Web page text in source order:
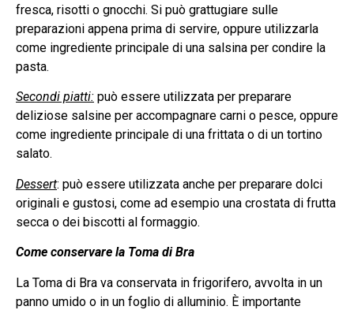
fresca, risotti o gnocchi. Si può grattugiare sulle
preparazioni appena prima di servire, oppure utilizzarla
come ingrediente principale di una salsina per condire la
pasta.
Secondi piatti: può essere utilizzata per preparare
deliziose salsine per accompagnare carni o pesce, oppure
come ingrediente principale di una frittata o di un tortino
salato.
Dessert: può essere utilizzata anche per preparare dolci
originali e gustosi, come ad esempio una crostata di frutta
secca o dei biscotti al formaggio.
Come conservare la Toma di Bra
La Toma di Bra va conservata in frigorifero, avvolta in un
panno umido o in un foglio di alluminio. È importante